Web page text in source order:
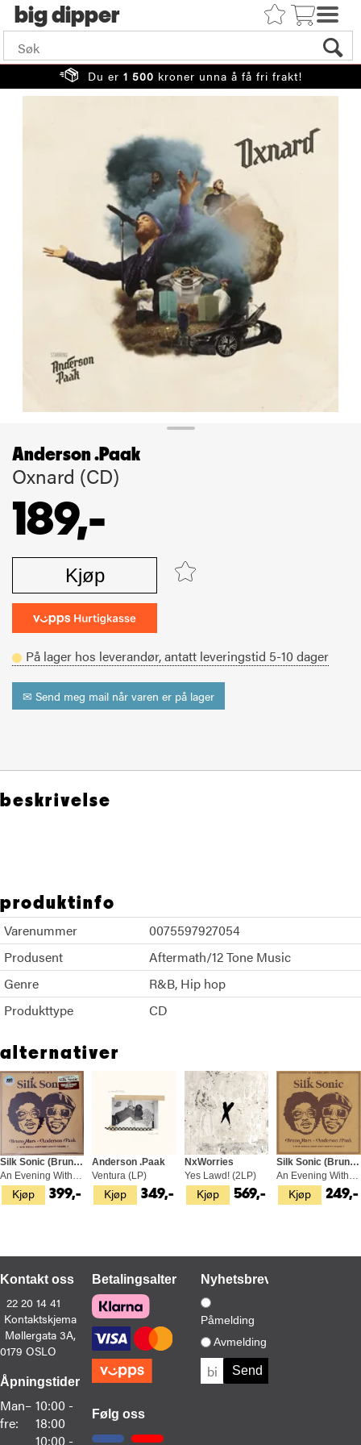
big
Du er 1 500 kroner unna å få fri frakt!
Anderson .Paak
Oxnard (CD)
189,-
Kjøp
På lager hos leverandør,antatt leveringstid 5-10 dager
✉ Send meg mail når varen er på lager
beskrivelse
produktinfo
Varenummer
0075597927054
Produsent
Aftermath/12 Tone Music
Genre
R&B Hip hop
Produkttype
CD
alternativer
Kjøp
Silk Sonic (Bruno Mars & Anderson .Paak)
An Evening With Silk Sonic: Deluxe (LP)
399,- Kjøp
Anderson .Paak
Ventura (LP)
349,- Kjøp
NxWorries
Yes Lawd! (2LP)
569,- Kjøp
Silk Sonic (Bruno Mars & Anderson .Paak)
An Evening With Silk Sonic (CD)
249,-
Kontakt oss
22 20 14 41
Kontaktskjema
Møllergata 3A,
0179 OSLO
Åpningstider
Man–
fre:
10:00 -
18:00
10:00 -
Betalingsalternativer
Følg oss
Nyhetsbrev
Påmelding
Avmelding